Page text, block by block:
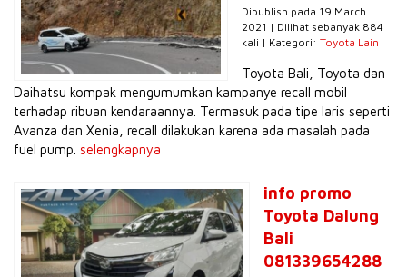
Dipublish pada 19 March
2021 | Dilihat sebanyak 884
kali | Kategori: Toyota Lain
Toyota Bali, Toyota dan
Daihatsu kompak mengumumkan kampanye recall mobil
terhadap ribuan kendaraannya. Termasuk pada tipe laris seperti
Avanza dan Xenia, recall dilakukan karena ada masalah pada
fuel pump. selengkapnya
info promo
Toyota Dalung
Bali
081339654288